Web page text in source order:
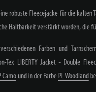
robuste Fleecejacke für die
Haltbarkeit verstärkt worden, die
Farben und
Tex LIBERTY Jacket - Double
Camo und in der Farbe PL Woodland